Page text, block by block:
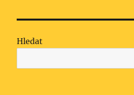
Hledat